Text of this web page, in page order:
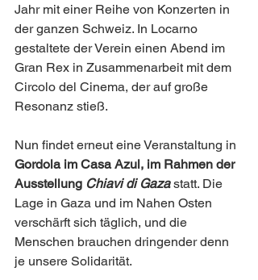
Jahr mit einer Reihe von Konzerten in
der ganzen Schweiz. In Locarno
gestaltete der Verein einen Abend im
Gran Rex in Zusammenarbeit mit dem
Circolo del Cinema, der auf große
Resonanz stieß.
Nun findet erneut eine Veranstaltung in
Gordola im Casa Azul, im Rahmen der
Ausstellung Chiavi di Gaza statt. Die
Lage in Gaza und im Nahen Osten
verschärft sich täglich, und die
Menschen brauchen dringender denn
je unsere Solidarität.